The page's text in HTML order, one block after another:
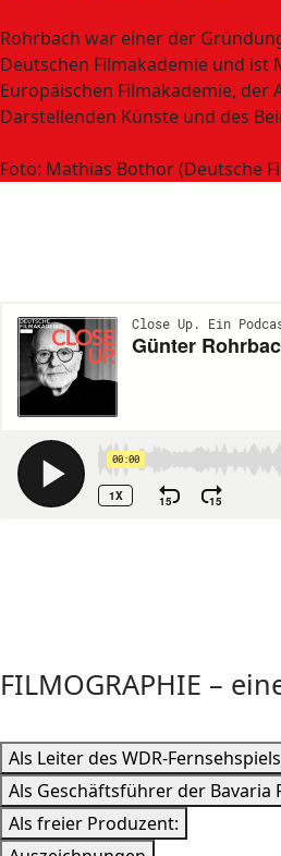
Rohrbach war einer der
Deutschen Filmakademie und ist
Europäischen Filmakademie, der
Darstellenden Künste und des
Foto: Mathias Bothor (Deutsche
FILMOGRAPHIE –
Als Leiter des WDR-
Als Geschäftsführer der Bavaria
Als freier Produzent: